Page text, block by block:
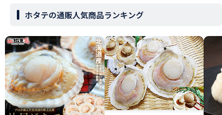
ホタテの通販人気商品ランキング